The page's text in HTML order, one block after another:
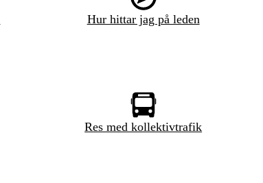
Hur hittar jag på leden
Res med kollektivtrafik